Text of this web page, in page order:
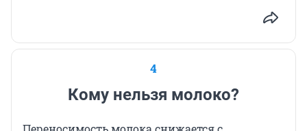
4
Кому нельзя молоко?